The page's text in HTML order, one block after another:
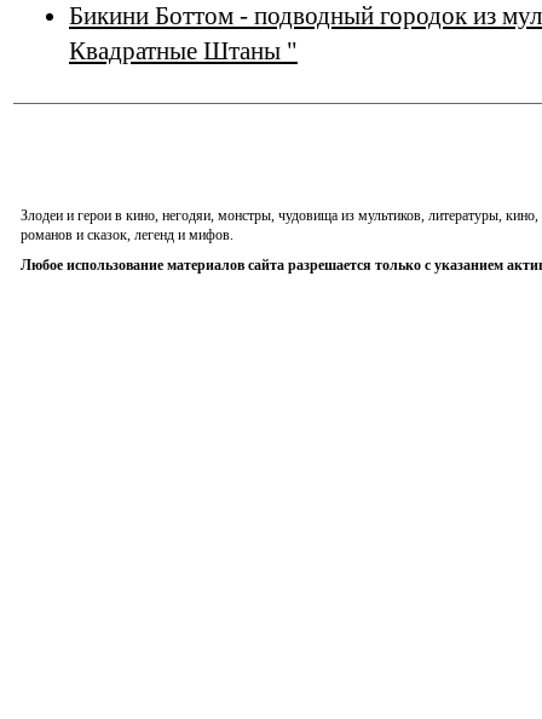
Бикини Боттом - подводный городок из
Квадратные Штаны "
Злодеи и герои в кино, негодяи, монстры, чудовища из мультиков, литературы,
романов и сказок, легенд и мифов.
Любое использование материалов сайта разрешается только с указанием